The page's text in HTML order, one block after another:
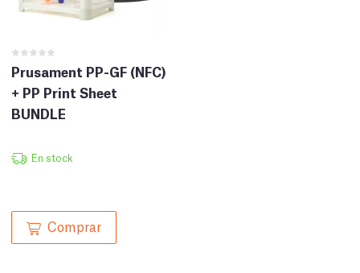
Prusament PP-GF (NFC)
+ PP Print Sheet
BUNDLE
En stock
Comprar